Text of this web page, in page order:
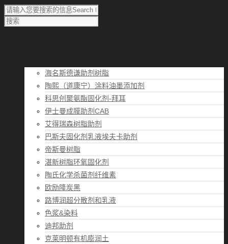
海名斯德谦助剂树脂
陶熙（道康宁）涂料油墨添加剂
科思创聚氨酯固化剂-拜耳
伊士曼成膜助剂CAB
艾得瑞森树脂助剂
巴斯夫固化剂乳液埃夫卡助剂
帝斯曼树脂
湛新树脂环氧固化剂
陶氏化学杀菌剂纤维素
欧励隆炭黑
路博润超分散剂和乳液
色浆&染料
迪邦助剂
克莱明顿有机膨润土